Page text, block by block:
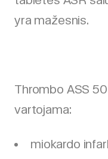
yra mažesnis.
Thrombo ASS
vartojama:
miokardo